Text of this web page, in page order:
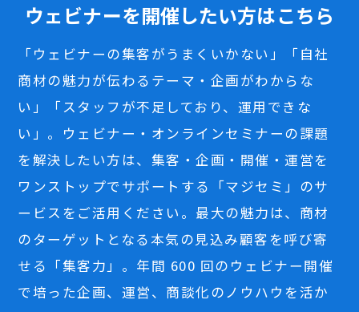
ウェビナーを開催したい方はこちら
「ウェビナーの集客がうまくいかない」「自社
商材の魅力が伝わるテーマ・企画がわからな
い」「スタッフが不足しており、運用できな
い」。ウェビナー・オンラインセミナーの課題
を解決したい方は、集客・企画・開催・運営を
ワンストップでサポートする「マジセミ」のサ
ービスをご活用ください。最大の魅力は、商材
のターゲットとなる本気の見込み顧客を呼び寄
せる「集客力」。年間 600 回のウェビナー開催
で培った企画、運営、商談化のノウハウを活か